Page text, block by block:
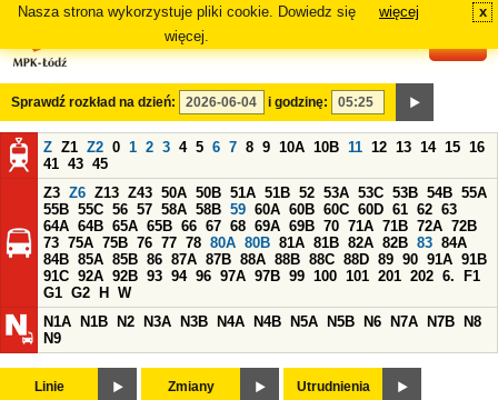
Nasza strona wykorzystuje pliki cookie. Dowiedz się
więcej.
więcej x
Sprawdź rozkład na dzień: i godzinę:
Z Z1 Z2 0 1 2 3 4 5 6 7 8 9 10A 10B 11 12 13 14 15 16
41 43 45
Z3 Z6 Z13 Z43 50A 50B 51A 51B 52 53A 53C 53B 54B 55A
55B 55C 56 57 58A 58B 59 60A 60B 60C 60D 61 62 63
64A 64B 65A 65B 66 67 68 69A 69B 70 71A 71B 72A 72B
73 75A 75B 76 77 78 80A 80B 81A 81B 82A 82B 83 84A
84B 85A 85B 86 87A 87B 88A 88B 88C 88D 89 90 91A 91B
91C 92A 92B 93 94 96 97A 97B 99 100 101 201 202 6.
F1
G1 G2 H
W
N1A
N1B N2 N3A N3B N4A N4B N5A N5B N6 N7A N7B
N8
N9
Linie Zmiany Utrudnienia